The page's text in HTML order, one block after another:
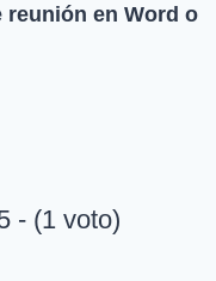
reunión en Word o
- (1 voto)